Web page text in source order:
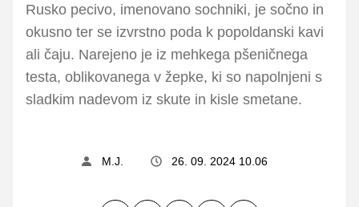
Rusko pecivo, imenovano sochniki, je sočno in
okusno ter se izvrstno poda k popoldanski kavi
ali čaju. Narejeno je iz mehkega pšeničnega
testa, oblikovanega v žepke, ki so napolnjeni s
sladkim nadevom iz skute in kisle smetane.
M.J. 26. 09. 2024 10.06